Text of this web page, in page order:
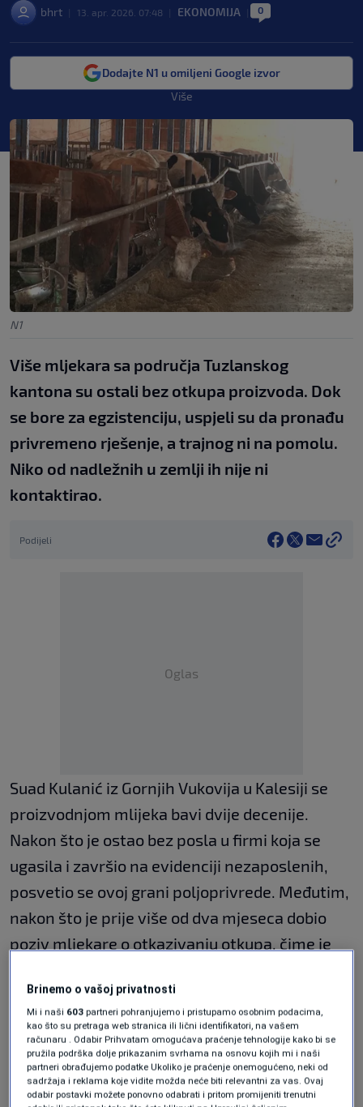
bhrt 13. apr. 2026. 07:48 EKONOMIJA 0
Dodajte N1 u omiljeni Google izvor
Više
N1
Više mljekara sa područja Tuzlanskog
kantona su ostali bez otkupa proizvoda. Dok
se bore za egzistenciju, uspjeli su da pronađu
privremeno rješenje, a trajnog ni na pomolu.
Niko od nadležnih u zemlji ih nije ni
kontaktirao.
Podijeli
Oglas
Suad Kulanić iz Gornjih Vukovija u Kalesiji se
proizvodnjom mlijeka bavi dvije decenije.
Nakon što je ostao bez posla u firmi koja se
ugasila i završio na evidenciji nezaposlenih,
posvetio se ovoj grani poljoprivrede. Međutim,
nakon što je prije više od dva mjeseca dobio
poziv mljekare o otkazivanju otkupa, čime je
da je shvatio da su prepušteni sami sebi.
„Dva i po mjeseca se snalazimo, nešto
prosipamo, niko nas od mljekara neće da
primi, niko od ministarstva nas ne kontaktira,
Brinemo o vašoj privatnosti
Mi i naši 603 partneri pohranjujemo i pristupamo osobnim podacima,
kao što su pretraga web stranica ili lični identifikatori, na vašem
računaru . Odabir Prihvatam omogućava praćenje tehnologije kako bi se
pružila podrška dolje prikazanim svrhama na osnovu kojih mi i naši
partneri obrađujemo podatke Ukoliko je praćenje onemogućeno, neki od
sadržaja i reklama koje vidite možda neće biti relevantni za vas. Ovaj
odabir postavki možete ponovno odabrati i pritom promijeniti trenutni